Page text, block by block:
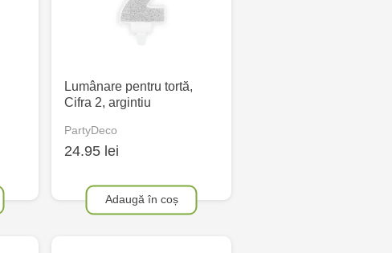
Lumânare pentru tortă,
Cifra 2, argintiu
PartyDeco
24.95 lei
Adaugă în coș